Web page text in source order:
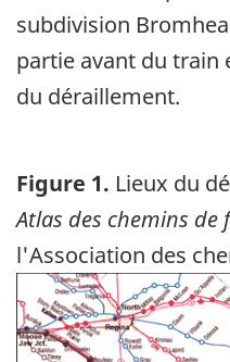
subdivision
partie avant du train
du déraillement.
Figure 1. Lieux du
Atlas des chemins de
l'Association des
Image